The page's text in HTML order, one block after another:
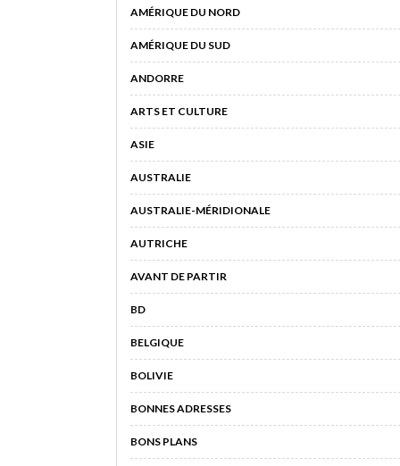
AMÉRIQUE DU NORD
AMÉRIQUE DU SUD
ANDORRE
ARTS ET CULTURE
ASIE
AUSTRALIE
AUSTRALIE-MÉRIDIONALE
AUTRICHE
AVANT DE PARTIR
BD
BELGIQUE
BOLIVIE
BONNES ADRESSES
BONS PLANS